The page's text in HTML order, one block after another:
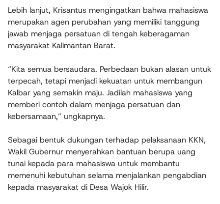
Lebih lanjut, Krisantus mengingatkan bahwa mahasiswa
merupakan agen perubahan yang memiliki tanggung
jawab menjaga persatuan di tengah keberagaman
masyarakat Kalimantan Barat.
“Kita semua bersaudara. Perbedaan bukan alasan untuk
terpecah, tetapi menjadi kekuatan untuk membangun
Kalbar yang semakin maju. Jadilah mahasiswa yang
memberi contoh dalam menjaga persatuan dan
kebersamaan,” ungkapnya.
Sebagai bentuk dukungan terhadap pelaksanaan KKN,
Wakil Gubernur menyerahkan bantuan berupa uang
tunai kepada para mahasiswa untuk membantu
memenuhi kebutuhan selama menjalankan pengabdian
kepada masyarakat di Desa Wajok Hilir.